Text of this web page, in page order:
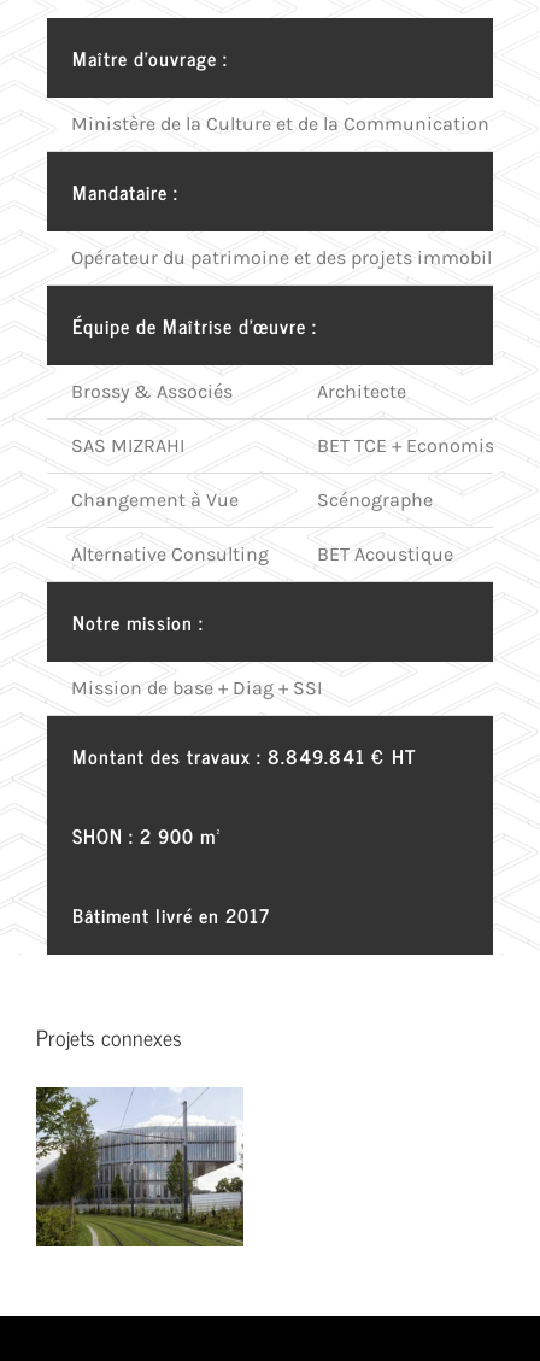
Maître d’ouvrage :
Ministère de la Culture et de la Communication
Mandataire :
Opérateur du patrimoine et des projets immobiliers
Équipe de Maîtrise d’œuvre :
Brossy & Associés Architecte
SAS MIZRAHI BET TCE + Economiste
Changement à Vue Scénographe
Alternative Consulting BET Acoustique
Notre mission :
Mission de base + Diag + SSI
Montant des travaux : 8.849.841 € HT
SHON : 2 900 m²
Bâtiment livré en 2017
Projets connexes